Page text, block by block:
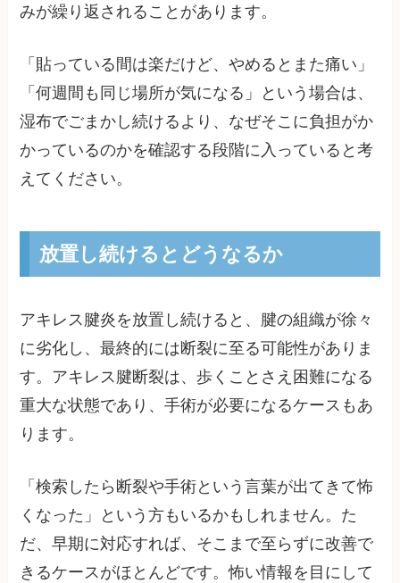
みが繰り返されることがあります。
「貼っている間は楽だけど、やめるとまた痛い」
「何週間も同じ場所が気になる」という場合は、
湿布でごまかし続けるより、なぜそこに負担がか
かっているのかを確認する段階に入っていると考
えてください。
放置し続けるとどうなるか
アキレス腱炎を放置し続けると、腱の組織が徐々
に劣化し、最終的には断裂に至る可能性がありま
す。アキレス腱断裂は、歩くことさえ困難になる
重大な状態であり、手術が必要になるケースもあ
ります。
「検索したら断裂や手術という言葉が出てきて怖
くなった」という方もいるかもしれません。た
だ、早期に対応すれば、そこまで至らずに改善で
きるケースがほとんどです。怖い情報を目にして